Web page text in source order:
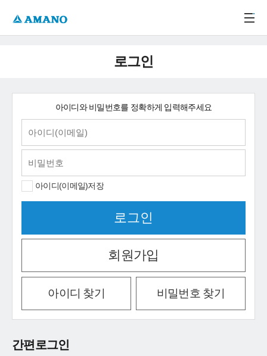
로그인
아이디와 비밀번호를 정확하게 입력해주세요
아이디(이메일)저장
회원가입
아이디 찾기 비밀번호 찾기
간편로그인